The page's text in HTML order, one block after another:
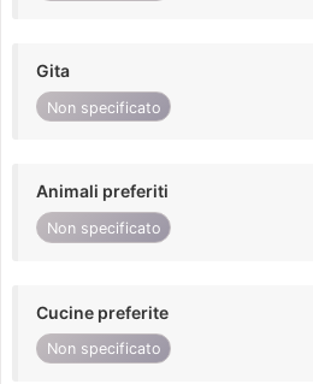
Gita
Non specificato
Animali preferiti
Non specificato
Cucine preferite
Non specificato